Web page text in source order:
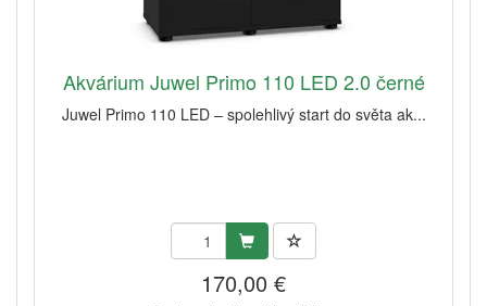
Akvárium Juwel Primo 110 LED 2.0 černé
Juwel Primo 110 LED – spolehlivý start do světa ak...
170,00 €